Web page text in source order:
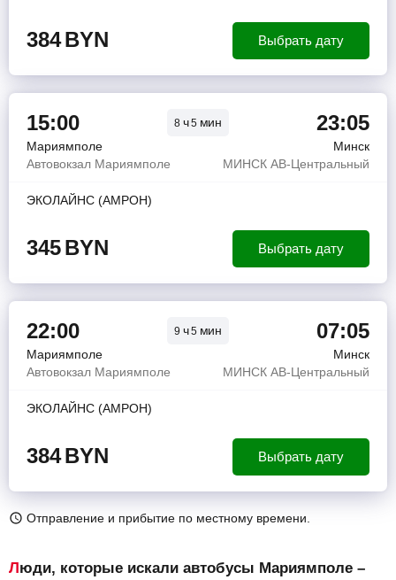
384BYN Выбрать дату
15:00 8 ч5 мин 23:05
Мариямполе
Минск
Автовокзал Мариямполе
МИНСК АВ-Центральный
ЭКОЛАЙНС (АМРОН)
345BYN Выбрать дату
22:00 9 ч5 мин 07:05
Мариямполе
Минск
Автовокзал Мариямполе
МИНСК АВ-Центральный
ЭКОЛАЙНС (АМРОН)
384BYN Выбрать дату
Отправление и прибытие по местному времени.
Люди, которые искали автобусы Мариямполе –